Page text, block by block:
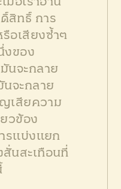
สิทธิ์ การ
อเสียงซ้ำๆ
งของ
นจะกลาย
จะกลาย
เสียความ
วข้อง
รแบ่งแยก
นสะเทือนที่